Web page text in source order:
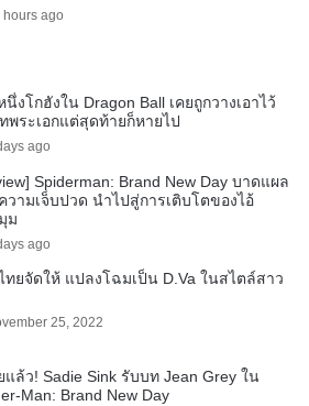
hours ago
นึ่งโกฮังใน Dragon Ball เคยถูกวางเอาไว้
พระเอกแต่สุดท้ายก็หายไป
ago
Spiderman: Brand New Day บาดแผล
วามเจ็บปวด นำไปสู่การเติบโตของไอ้
ม
ago
ทยจัดให้ แปลงโฉมเป็น D.Va ในสไตล์สาว
25, 2022
แล้ว! Sadie Sink รับบท Jean Grey ใน
Man: Brand New Day